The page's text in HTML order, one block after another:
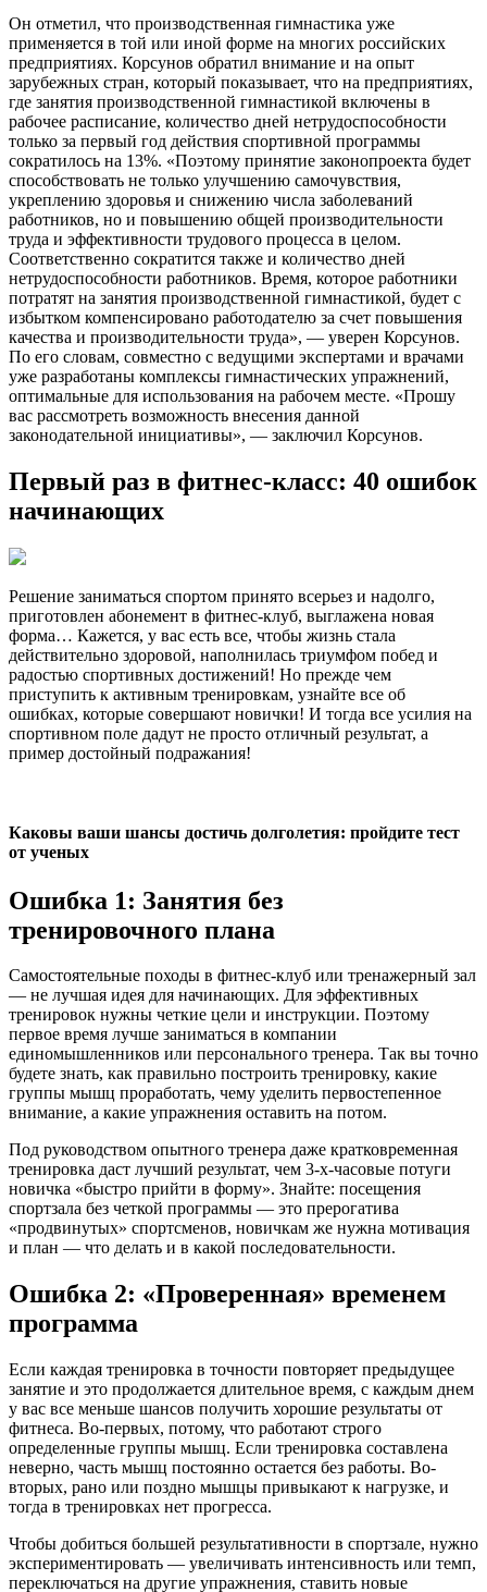
Он отметил, что производственная гимнастика уже
применяется в той или иной форме на многих российских
предприятиях. Корсунов обратил внимание и на опыт
зарубежных стран, который показывает, что на предприятиях,
где занятия производственной гимнастикой включены в
рабочее расписание, количество дней нетрудоспособности
только за первый год действия спортивной программы
сократилось на 13%. «Поэтому принятие законопроекта будет
способствовать не только улучшению самочувствия,
укреплению здоровья и снижению числа заболеваний
работников, но и повышению общей производительности
труда и эффективности трудового процесса в целом.
Соответственно сократится также и количество дней
нетрудоспособности работников. Время, которое работники
потратят на занятия производственной гимнастикой, будет с
избытком компенсировано работодателю за счет повышения
качества и производительности труда», — уверен Корсунов.
По его словам, совместно с ведущими экспертами и врачами
уже разработаны комплексы гимнастических упражнений,
оптимальные для использования на рабочем месте. «Прошу
вас рассмотреть возможность внесения данной
законодательной инициативы», — заключил Корсунов.
Первый раз в фитнес-класс: 40 ошибок
начинающих
Решение заниматься спортом принято всерьез и надолго,
приготовлен абонемент в фитнес-клуб, выглажена новая
форма… Кажется, у вас есть все, чтобы жизнь стала
действительно здоровой, наполнилась триумфом побед и
радостью спортивных достижений! Но прежде чем
приступить к активным тренировкам, узнайте все об
ошибках, которые совершают новички! И тогда все усилия на
спортивном поле дадут не просто отличный результат, а
пример достойный подражания!
Каковы ваши шансы достичь долголетия: пройдите тест
от ученых
Ошибка 1: Занятия без
тренировочного плана
Самостоятельные походы в фитнес-клуб или тренажерный зал
— не лучшая идея для начинающих. Для эффективных
тренировок нужны четкие цели и инструкции. Поэтому
первое время лучше заниматься в компании
единомышленников или персонального тренера. Так вы точно
будете знать, как правильно построить тренировку, какие
группы мышц проработать, чему уделить первостепенное
внимание, а какие упражнения оставить на потом.
Под руководством опытного тренера даже кратковременная
тренировка даст лучший результат, чем 3-х-часовые потуги
новичка «быстро прийти в форму». Знайте: посещения
спортзала без четкой программы — это прерогатива
«продвинутых» спортсменов, новичкам же нужна мотивация
и план — что делать и в какой последовательности.
Ошибка 2: «Проверенная» временем
программа
Если каждая тренировка в точности повторяет предыдущее
занятие и это продолжается длительное время, с каждым днем
у вас все меньше шансов получить хорошие результаты от
фитнеса. Во-первых, потому, что работают строго
определенные группы мышц. Если тренировка составлена
неверно, часть мышц постоянно остается без работы. Во-
вторых, рано или поздно мышцы привыкают к нагрузке, и
тогда в тренировках нет прогресса.
Чтобы добиться большей результативности в спортзале, нужно
экспериментировать — увеличивать интенсивность или темп,
переключаться на другие упражнения, ставить новые